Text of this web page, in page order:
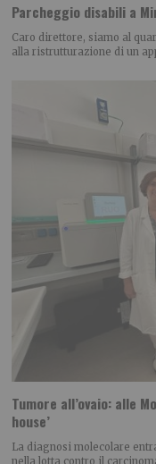
Parcheggio disabili a
Caro direttore, siamo al
alla ristrutturazione di un
Tumore all’ovaio: alle
house’
La diagnosi molecolare
nella lotta contro il